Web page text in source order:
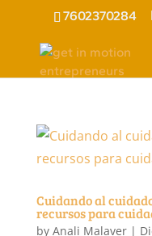
7602370284
Cuidando al
recursos para
by Anali Malaver|